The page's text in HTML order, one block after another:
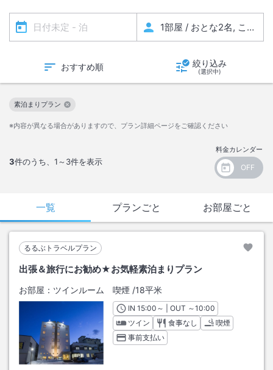
おすすめ順 絞り込み
(選択中)
3件のうち、 1～3件を表示
料金カレンダー
素泊まりプラン
この絞り込み条件を解除
※内容が異なる場合がありますので、プラン詳細ページをご確認ください
一覧 プランごと お部屋ごと
るるぶトラベルプラン
出張＆旅行にお勧め★お気軽素泊まりプラン
お部屋： ツインルーム 喫煙 /18平米
INチェックイン
15:00 ～ | OUT チェックアウト
～10:00
ツイン
食事なし
喫煙
事前支払い